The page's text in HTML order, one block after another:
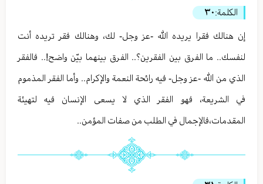
الكلمة:٣٠
إن هنالك فقرا يريده الله -عز وجل- لك، وهنالك فقر تريده أنت
لنفسك.. ما الفرق بين الفقرين؟.. الفرق بينهما بيّن واضح!.. فالفقر
الذي من الله -عز وجل- فيه رائحة النعمة والإكرام.. وأما الفقر المذموم
في الشريعة، فهو الفقر الذي لا يسعى الإنسان فيه لتهيئة
المقدمات،فالإجمال في الطلب من صفات المؤمن..